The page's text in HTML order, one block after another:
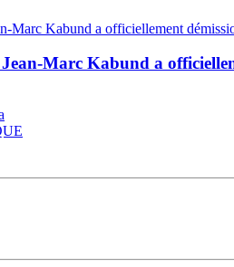
Marc Kabund a